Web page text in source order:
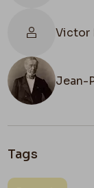
Victor
Jean-
Tags